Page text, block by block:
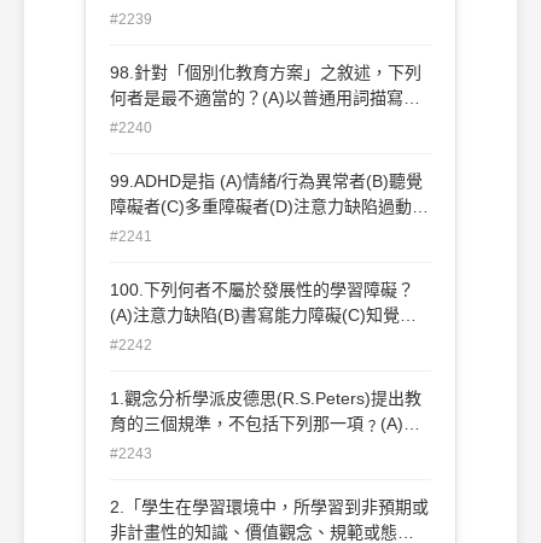
effect)(B)比馬龍效應(Pygmalion effect)(C)
#2239
98.針對「個別化教育方案」之敘述，下列
何者是最不適當的？(A)以普通用詞描寫該
生目前的行為表現水準(B)寫出該生有多少
生每日的活動計畫(D)寫出該生被期待的學
習目標及其評量方法。
#2240
99.ADHD是指 (A)情緒/行為異常者(B)聽覺
障礙者(C)多重障礙者(D)注意力缺陷過動異
常。
#2241
100.下列何者不屬於發展性的學習障礙？
(A)注意力缺陷(B)書寫能力障礙(C)知覺缺
陷(D)視動協調能力缺陷。
#2242
1.觀念分析學派皮德思(R.S.Peters)提出教
育的三個規準，不包括下列那一項﹖(A)合
批判性(B)合價值性(C)合認知性(D)合自願
#2243
2.「學生在學習環境中，所學習到非預期或
非計畫性的知識、價值觀念、規範或態